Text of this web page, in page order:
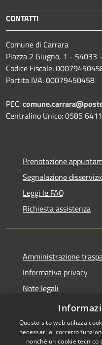
CONTATTI
Comune di Carrara
Piazza 2 Giugno, 1 - 54033
Codice Fiscale:
Partita IVA: 00079450458
PEC:
Centralino Unico: 0585 6411
Prenotazione
Segnalazione
Leggi le FAQ
Richiesta assistenza
Amministrazione
Informativa privacy
Note legali
Dichiarazione di
Questo sito web utilizza
necessari al corretto
nonché un cookie